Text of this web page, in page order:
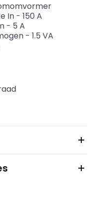
In- 150 A
- 5 A
- 1.5 VA